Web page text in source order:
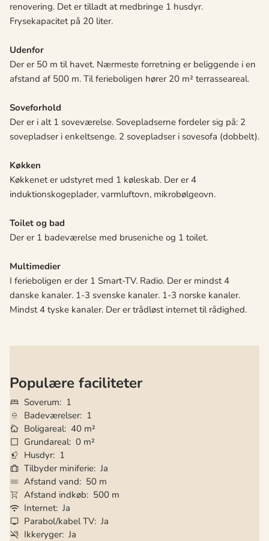
renovering. Det er tilladt at medbringe 1 husdyr.
Frysekapacitet på 20 liter.
Udenfor
Der er 50 m til havet. Nærmeste forretning er beliggende i en
afstand af 500 m. Til ferieboligen hører 20 m² terrasseareal.
Soveforhold
Der er i alt 1 soveværelse. Sovepladserne fordeler sig på: 2
sovepladser i enkeltsenge. 2 sovepladser i sovesofa (dobbelt).
Køkken
Køkkenet er udstyret med 1 køleskab. Der er 4
induktionskogeplader, varmluftovn, mikrobølgeovn.
Toilet og bad
Der er 1 badeværelse med bruseniche og 1 toilet.
Multimedier
I ferieboligen er der 1 Smart-TV. Radio. Der er mindst 4
danske kanaler. 1-3 svenske kanaler. 1-3 norske kanaler.
Mindst 4 tyske kanaler. Der er trådløst internet til rådighed.
Populære faciliteter
Soverum
1
Badeværelser 1
Boligareal 40 m²
Grundareal 0 m²
Husdyr 1
Tilbyder miniferie Ja
Afstand vand
50 m
Afstand indkøb
500 m
Internet Ja
Parabol/kabel TV Ja
Ikkeryger Ja